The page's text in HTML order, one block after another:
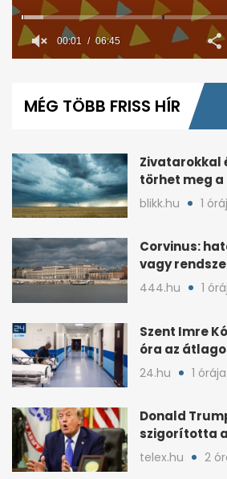
minutes,
MÉG TÖBB FRISS HÍR
Zivatarokkal
törhet meg a
megyére
blikk.hu 1
Corvinus:
vagy
utáni
444.hu 1
Szent Imre
óra az
így működik
24.hu 1 órája
Donald
szigorította
jogon járó
telex.hu 2